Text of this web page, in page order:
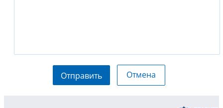
Отправить Отмена